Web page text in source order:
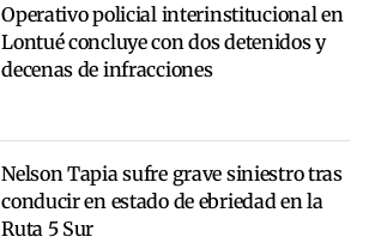
Operativo policial interinstitucional en
Lontué concluye con dos detenidos y
decenas de infracciones
Nelson Tapia sufre grave siniestro tras
conducir en estado de ebriedad en la
Ruta 5 Sur